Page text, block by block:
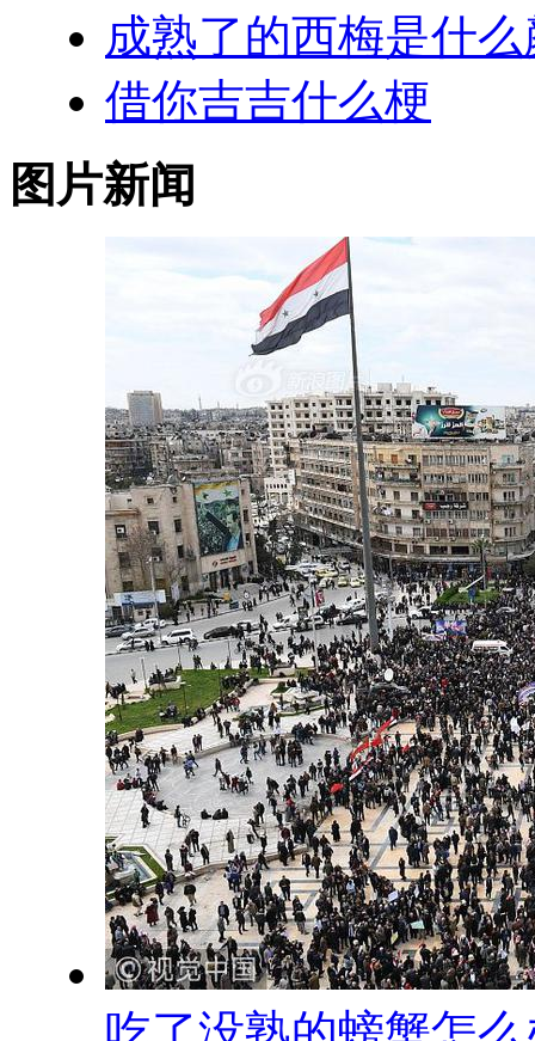
成熟了的西梅是什
借你吉吉什么梗
图片新闻